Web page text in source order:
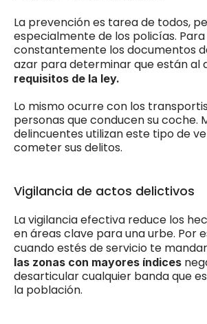
La prevención es tarea de todos,
especialmente de los policías.
constantemente los documentos
azar para determinar que están al
requisitos de la ley.
Lo mismo ocurre con los
personas que conducen su coche.
delincuentes utilizan este tipo de
cometer sus delitos.
Vigilancia de actos delictivos
La vigilancia efectiva reduce los
en áreas clave para una urbe. Por
cuando estés de servicio te
las zonas con mayores índices
desarticular cualquier banda que
la población.